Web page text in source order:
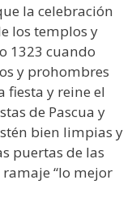
la celebración
los templos y
1323 cuando
y prohombres
fiesta y reine el
de Pascua y
bien limpias y
puertas de las
“lo mejor